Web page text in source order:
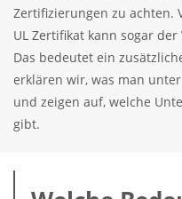
Zertifizierungen zu achten.
UL Zertifikat kann sogar
Das bedeutet ein
erklären wir, was man
und zeigen auf, welche
gibt.